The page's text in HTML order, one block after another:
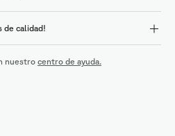
de calidad!
nuestro centro de ayuda.